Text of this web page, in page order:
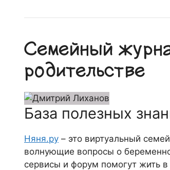
Семейный
родительстве
База полезных
Няня.ру – это виртуальный
волнующие вопросы о
сервисы и форум помогут жить